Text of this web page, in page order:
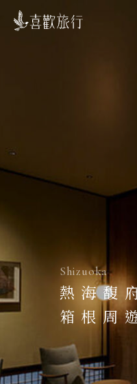
Shizuoka
熱海馥
箱根周